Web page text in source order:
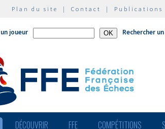
Plan du site | Contact | Publications
joueur Rechercher
DÉCOUVRIR FFE COMPÉTITIONS